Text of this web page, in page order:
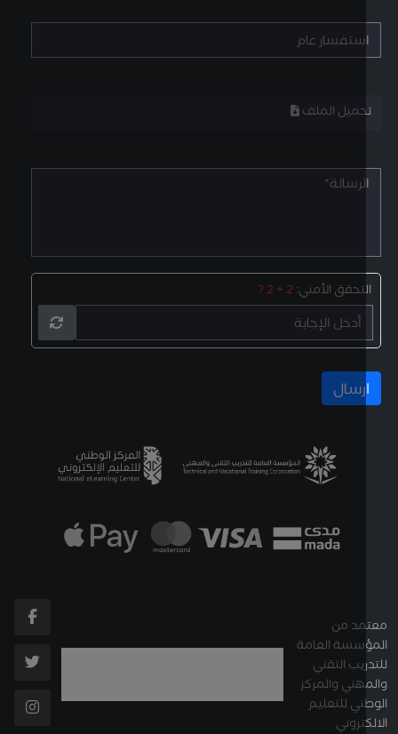
الملف
الأمني:2 + 2 ?
من
العامة
التقني
والمركز
للتعليم